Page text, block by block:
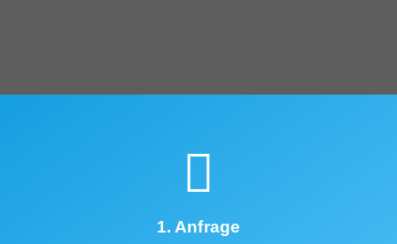
1. Anfrage